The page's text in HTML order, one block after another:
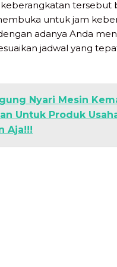
tersebut
untuk jam
adanya Anda
jadwal yang
Nyari Mesin
Untuk Produk
Aja!!!